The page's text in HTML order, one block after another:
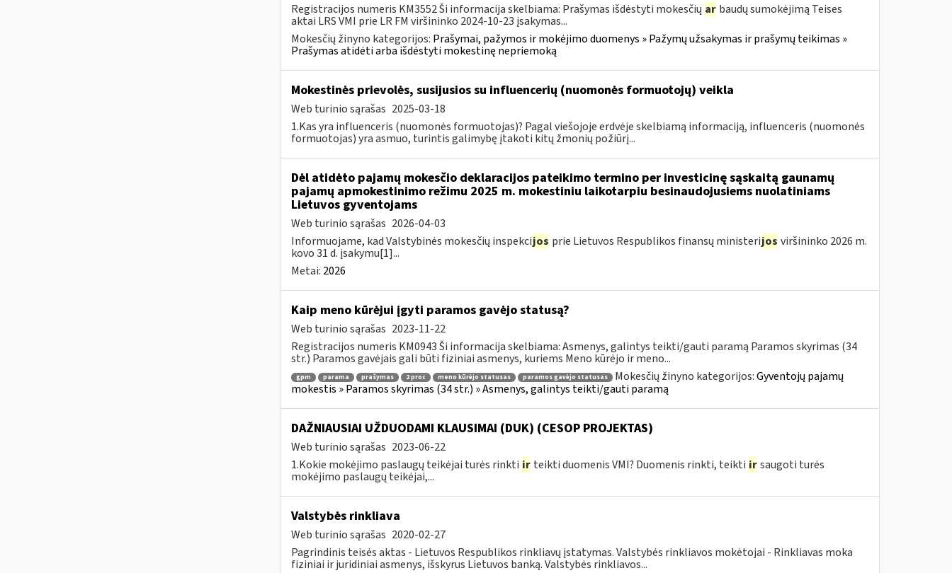
Registracijos numeris KM3552 Ši informacija skelbiama: Prašymas išdėstyti mokesčių ar baudų sumokėjimą Teises
aktai LRS VMI prie LR FM viršininko 2024-10-23 įsakymas...
Mokesčių žinyno kategorijos: Prašymai, pažymos ir mokėjimo duomenys » Pažymų užsakymas ir prašymų teikimas »
Prašymas atidėti arba išdėstyti mokestinę nepriemoką
Mokestinės prievolės, susijusios su influencerių (nuomonės formuotojų) veikla
Web turinio sąrašas 2025-03-18
1.Kas yra influenceris (nuomonės formuotojas)? Pagal viešojoje erdvėje skelbiamą informaciją, influenceris (nuomonės
formuotojas) yra asmuo, turintis galimybę įtakoti kitų žmonių požiūrį...
Dėl atidėto pajamų mokesčio deklaracijos pateikimo termino per investicinę sąskaitą gaunamų
pajamų apmokestinimo režimu 2025 m. mokestiniu laikotarpiu besinaudojusiems nuolatiniams
Lietuvos gyventojams
Web turinio sąrašas 2026-04-03
Informuojame, kad Valstybinės mokesčių inspekcijos prie Lietuvos Respublikos finansų ministerijos viršininko 2026 m.
kovo 31 d. įsakymu[1]...
Metai: 2026
Kaip meno kūrėjui įgyti paramos gavėjo statusą?
Web turinio sąrašas 2023-11-22
Registracijos numeris KM0943 Ši informacija skelbiama: Asmenys, galintys teikti/gauti paramą Paramos skyrimas (34
str.) Paramos gavėjais gali būti fiziniai asmenys, kuriems Meno kūrėjo ir meno...
gpm parama prašymas 2 proc meno kūrėjo statusas paramos gavėjo statusas Mokesčių žinyno kategorijos:Gyventojų pajamų
mokestis » Paramos skyrimas (34 str.) » Asmenys, galintys teikti/gauti paramą
DAŽNIAUSIAI UŽDUODAMI KLAUSIMAI (DUK) (CESOP PROJEKTAS)
Web turinio sąrašas 2023-06-22
1.Kokie mokėjimo paslaugų teikėjai turės rinkti ir teikti duomenis VMI? Duomenis rinkti, teikti ir saugoti turės
mokėjimo paslaugų teikėjai,...
Valstybės rinkliava
Web turinio sąrašas 2020-02-27
Pagrindinis teisės aktas - Lietuvos Respublikos rinkliavų įstatymas. Valstybės rinkliavos mokėtojai - Rinkliavas moka
fiziniai ir juridiniai asmenys, išskyrus Lietuvos banką. Valstybės rinkliavos...